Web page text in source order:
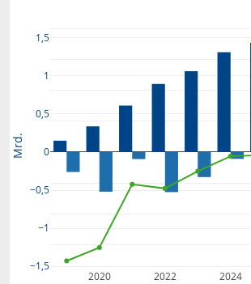
2020 2022 2024
−1,5
−1
−0,5
0
0,5
1
1,5
Mrd.